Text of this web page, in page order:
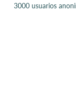
3000 usuarios